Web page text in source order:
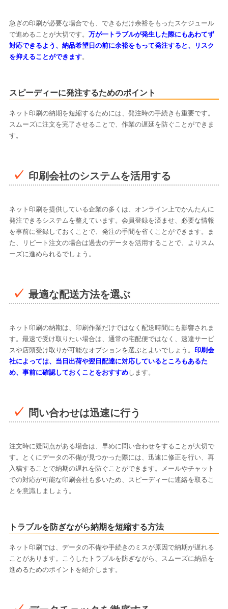
急ぎの印刷が必要な場合でも、できるだけ余裕をもったスケジュール
で進めることが大切です。 万が一トラブルが発生した際にもあわてず
対応できるよう、納品希望日の前に余裕をもって発注すると、リスク
を抑えることができます。
スピーディーに発注するためのポイント
ネット印刷の納期を短縮するためには、発注時の手続きも重要です。
スムーズに注文を完了させることで、作業の遅延を防ぐことができま
す。
印刷会社のシステムを活用する
ネット印刷を提供している企業の多くは、オンライン上でかんたんに
発注できるシステムを整えています。会員登録を済ませ、必要な情報
を事前に登録しておくことで、発注の手間を省くことができます。ま
た、リピート注文の場合は過去のデータを活用することで、よりスム
ーズに進められるでしょう。
最適な配送方法を選ぶ
ネット印刷の納期は、印刷作業だけではなく配送時間にも影響されま
す。最速で受け取りたい場合は、通常の宅配便ではなく、速達サービ
スや店頭受け取りが可能なオプションを選ぶとよいでしょう。 印刷会
社によっては、当日出荷や翌日配達に対応しているところもあるた
め、事前に確認しておくことをおすすめします。
問い合わせは迅速に行う
注文時に疑問点がある場合は、早めに問い合わせをすることが大切で
す。とくにデータの不備が見つかった際には、迅速に修正を行い、再
入稿することで納期の遅れを防ぐことができます。メールやチャット
での対応が可能な印刷会社も多いため、スピーディーに連絡を取るこ
とを意識しましょう。
トラブルを防ぎながら納期を短縮する方法
ネット印刷では、データの不備や手続きのミスが原因で納期が遅れる
ことがあります。こうしたトラブルを防ぎながら、スムーズに納品を
進めるためのポイントを紹介します。